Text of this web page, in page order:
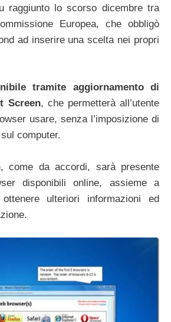
raggiunto lo scorso dicembre tra
Europea, che obbligò
ad inserire una scelta nei propri
tramite aggiornamento di
Screen, che permetterà all’utente
usare, senza l’imposizione di
computer.
come da accordi, sarà presente
disponibili online, assieme a
ulteriori informazioni ed